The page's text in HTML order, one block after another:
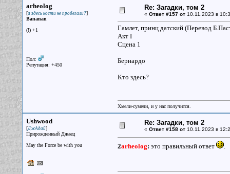
arheolog
[а здесь кости не пробегали?]
Bananan
(!) +1
Пол:
Репутация: +450
Re: Загадки, том 2
« Ответ #157 от10.11.2023 в
Гамлет, принц датский (Перевод
Акт I
Сцена 1
Бернардо
Кто здесь?
Хмели-сумели, и у нас получится.
Ushwood
[ДжАдай]
Прирожденный Джаец
May the Force be with you
Re: Загадки, том 2
« Ответ #158 от10.11.2023 в
2arheolog: это правильный ответ .